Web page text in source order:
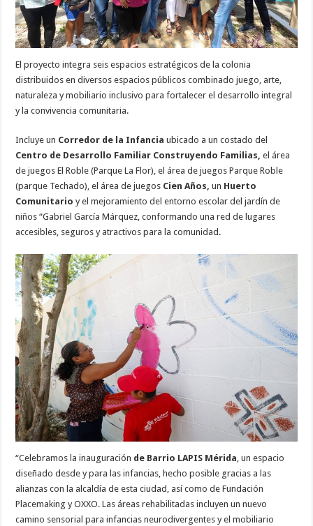
El proyecto integra seis espacios estratégicos de la colonia
distribuidos en diversos espacios públicos combinado juego, arte,
naturaleza y mobiliario inclusivo para fortalecer el desarrollo integral
y la convivencia comunitaria.
Incluye un Corredor de la Infancia ubicado a un costado del
Centro de Desarrollo Familiar Construyendo Familias, el área
de juegos El Roble (Parque La Flor), el área de juegos Parque Roble
(parque Techado), el área de juegos Cien Años, un Huerto
Comunitario y el mejoramiento del entorno escolar del jardín de
niños “Gabriel García Márquez, conformando una red de lugares
accesibles, seguros y atractivos para la comunidad.
“Celebramos la inauguración de Barrio LAPIS Mérida, un espacio
diseñado desde y para las infancias, hecho posible gracias a las
alianzas con la alcaldía de esta ciudad, así como de Fundación
Placemaking y OXXO. Las áreas rehabilitadas incluyen un nuevo
camino sensorial para infancias neurodivergentes y el mobiliario